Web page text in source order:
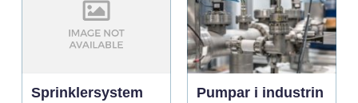
Sprinklersystem
Pumpar i industrin